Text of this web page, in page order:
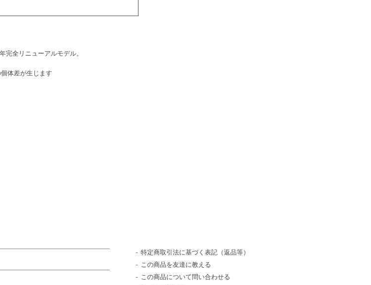
完全リニューアルモデル。
体差が生じます
特定商取引法に基づく表記（返品等）
この商品を友達に教える
この商品について問い合わせる